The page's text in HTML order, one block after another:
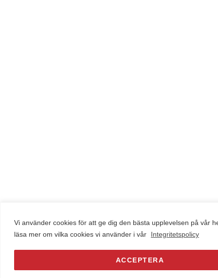
Vi använder cookies för att ge dig den bästa upplevelsen på vår
läsa mer om vilka cookies vi använder i vår
Integritetspolicy
ACCEPTERA